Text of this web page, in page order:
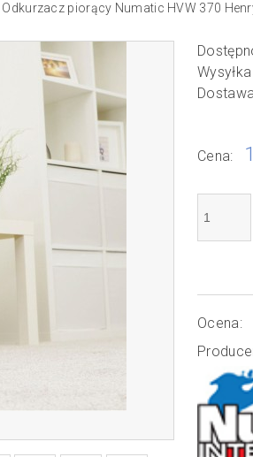
Odkurzacz piorący Numatic HVW 370
płatności
Cena:
Ocena: